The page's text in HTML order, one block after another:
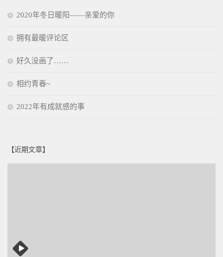
2020年冬日暖阳——亲爱的你
拥有最暖评论区
好久没画了……
相约青春~
2022年有成就感的事
【近期文章】